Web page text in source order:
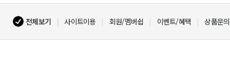
전체보기 사이트이용 회원/멤버쉽 이벤트/혜택 상품문의